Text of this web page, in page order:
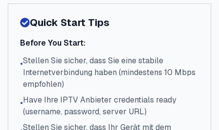
Quick Start Tips
Before You Start:
•Stellen Sie sicher, dass Sie eine stabile
Internetverbindung haben (mindestens 10 Mbps
empfohlen)
•Have Ihre IPTV Anbieter credentials ready
(username, password, server URL)
Stellen Sie sicher, dass Ihr Gerät mit dem